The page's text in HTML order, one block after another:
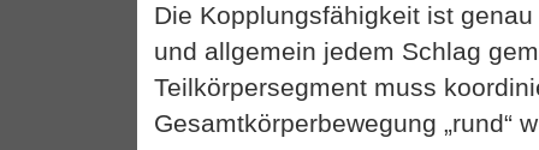
Die Kopplungsfähigkeit ist
und allgemein jedem Schlag
Teilkörpersegment muss
Gesamtkörperbewegung „rund“